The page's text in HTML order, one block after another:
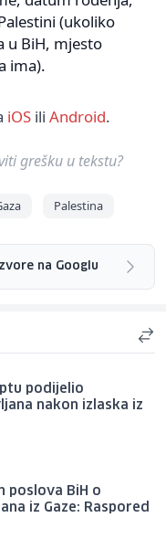
(ukoliko
u BiH, mjesto
ima).
iOS ili Android.
grešku u tekstu?
Palestina
na Googlu
podijelio
nakon izlaska iz
poslova BiH o
iz Gaze: Raspored